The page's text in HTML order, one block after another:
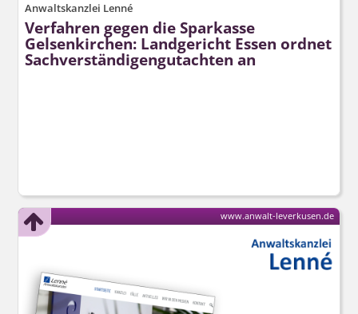
Anwaltskanzlei Lenné
Verfahren gegen die Sparkasse
Gelsenkirchen: Landgericht Essen ordnet
Sachverstän­digengutachten an
www.anwalt-leverkusen.de